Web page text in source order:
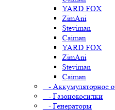
YARD FOX
ZimAni
Steviman
Caiman
YARD FOX
ZimAni
Steviman
Caiman
- Аккумуляторное
- Газонокосилки
- Генераторы